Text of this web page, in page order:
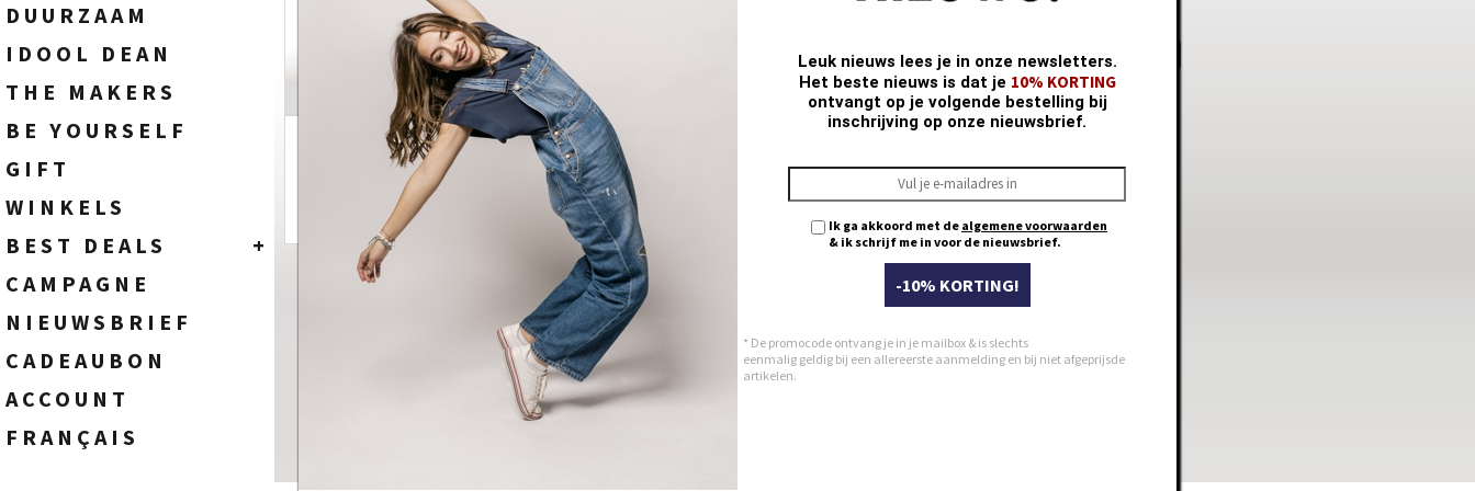
WIDE FIT - HIGH WAIST
FLARE FIT - HIGH WAIST
STRAIGHT FIT - HIGH WAIST
SLIM FIT - HIGH WAIST
SKINNY FIT - HIGH WAIST
SOKKEN
HEREN
DAMES
DUURZAAM
IDOOL DEAN
THE MAKERS
BE YOURSELF
GIFT
WINKELS
BEST DEALS
+
HEREN
DAMES
CAMPAGNE
NIEUWSBRIEF
CADEAUBON
ACCOUNT
FRANÇAIS
Leuk nieuws lees je in onze newsletters.
Het beste nieuws is dat je 10% KORTING
ontvangt op je volgende bestelling bij
inschrijving op onze nieuwsbrief.
Ik ga akkoord met de algemene voorwaarden
& ik schrijf me in voor de nieuwsbrief.
-10% KORTING!
* De promocode ontvang je in je mailbox & is slechts
eenmalig geldig bij een allereerste aanmelding en bij niet afgeprijsde
artikelen.